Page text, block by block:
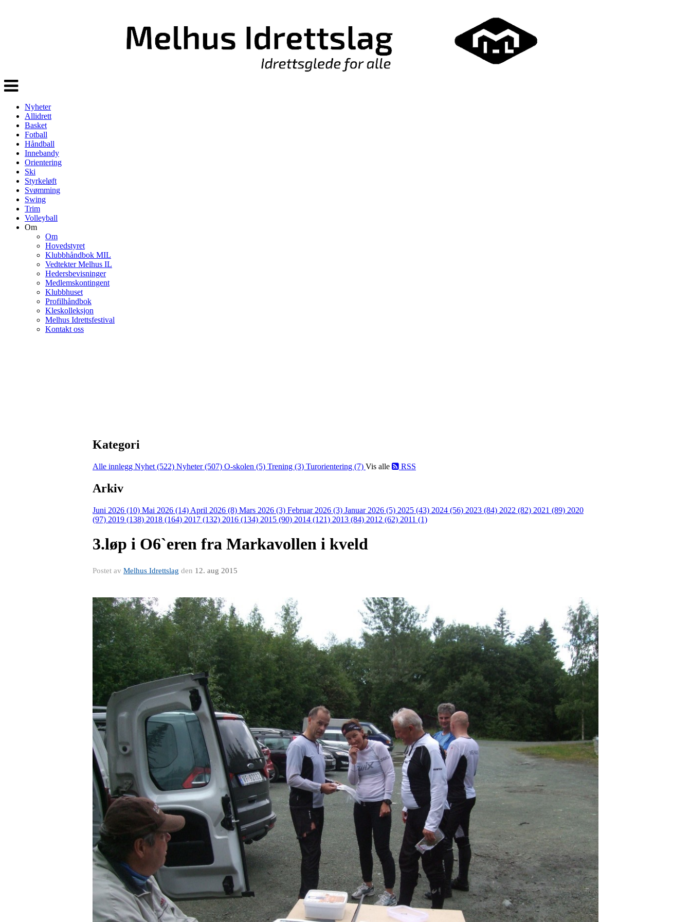
Veksle
navigasjon
Nyheter
Allidrett
Basket
Fotball
Håndball
Innebandy
Orientering
Ski
Styrkeløft
Svømming
Swing
Trim
Volleyball
Om
Om
Hovedstyret
Klubbhåndbok MIL
Vedtekter Melhus IL
Hedersbevisninger
Medlemskontingent
Klubbhuset
Profilhåndbok
Kleskolleksjon
Melhus Idrettsfestival
Kontakt oss
Kategori
Alle innlegg Nyhet (522) Nyheter (507) O-skolen (5) Trening (3) Turorientering (7) Vis alle RSS
Arkiv
Juni 2026 (10) Mai 2026 (14) April 2026 (8) Mars 2026 (3) Februar 2026 (3) Januar 2026 (5) 2025 (43) 2024 (56) 2023 (84) 2022 (82) 2021 (89) 2020
(97) 2019 (138) 2018 (164) 2017 (132) 2016 (134) 2015 (90) 2014 (121) 2013 (84) 2012 (62) 2011 (1)
3.løp i O6`eren fra Markavollen i kveld
Postet av Melhus Idrettslag den 12. aug 2015